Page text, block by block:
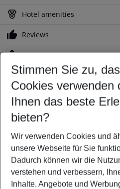
Hotel amenities
Reviews
Location
Customize your offer
Find the perfect deal which suits
Your departure airport
Any airport
Select your date range
07/08/26–05/08/27 5-8
Who will travel
2 adults No children
Stimmen Sie zu,
Cookies verwenden
Ihnen das beste
bieten?
Wir verwenden Cookies und
unsere Webseite für Sie
Dadurch können wir die
verstehen und verbessern,
Inhalte, Angebote und